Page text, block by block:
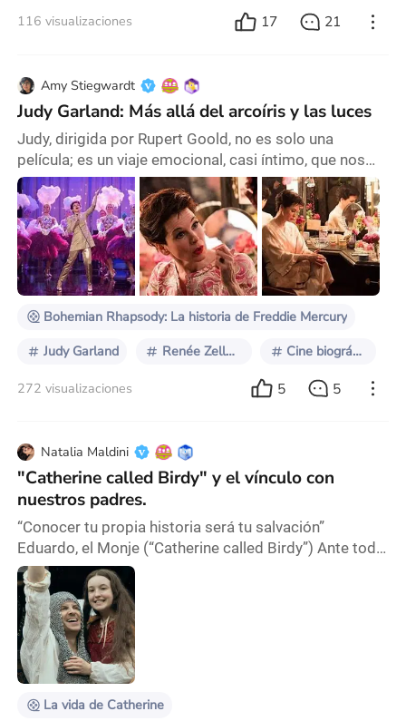
116 visualizaciones 17 21
Amy Stiegwardt
Judy Garland: Más allá del arcoíris y las luces
Judy, dirigida por Rupert Goold, no es solo una
película; es un viaje emocional, casi íntimo, que nos
invita a caminar al lado de una mujer extraordinaria. Y
no, no es una invitación cualquiera. Es de esas que te
piden que te involucres, que bajes la guardia y te
atrevas a conectar con la vulnerabilidad de Judy. Es
imposible no empatizar con alguien que dio tanto de
sí misma y, aun así, tuvo que e
Bohemian Rhapsody: La historia de Freddie Mercury
Judy Garland Renée Zellweger Cine biográfico
272 visualizaciones 5 5
Natalia Maldini
"Catherine called Birdy" y el vínculo con
nuestros padres.
“Conocer tu propia historia será tu salvación”
Eduardo, el Monje (“Catherine called Birdy”) Ante todo
soy actriz y por lo tanto, bastante egocéntrica.
Claramente, el resultado de la ecuación es ser una
persona completamente autorreferencial que
básicamente trabaja con sus emociones, su historia y
todos mis trabajos los vuelvo una gran catarsis. Mi
psicóloga está orgullosa de mi capacidad de transf
La vida de Catherine